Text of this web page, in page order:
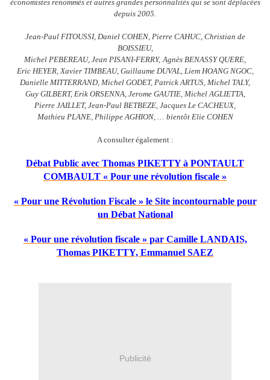
économistes renommés et autres grandes personnalités qui se sont déplacées
depuis 2005.
Jean-Paul FITOUSSI, Daniel COHEN, Pierre CAHUC, Christian de
BOISSIEU,
Michel PEBEREAU, Jean PISANI-FERRY, Agnès BENASSY QUERE,
Eric HEYER, Xavier TIMBEAU, Guillaume DUVAL, Liem HOANG NGOC,
Danielle MITTERRAND, Michel GODET, Patrick ARTUS, Michel TALY,
Guy GILBERT, Erik ORSENNA, Jerome GAUTIE, Michel AGLIETTA,
Pierre JAILLET, Jean-Paul BETBEZE, Jacques Le CACHEUX,
Mathieu PLANE, Philippe AGHION, … bientôt Elie COHEN
A consulter également :
Débat Public avec Thomas PIKETTY à PONTAULT
COMBAULT « Pour une révolution fiscale »
« Pour une Révolution Fiscale » le Site incontournable pour
un Débat National
« Pour une révolution fiscale » par Camille LANDAIS,
Thomas PIKETTY, Emmanuel SAEZ
Publicité